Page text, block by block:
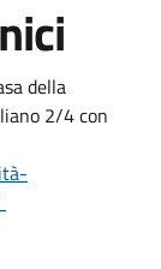
della
2/4 con